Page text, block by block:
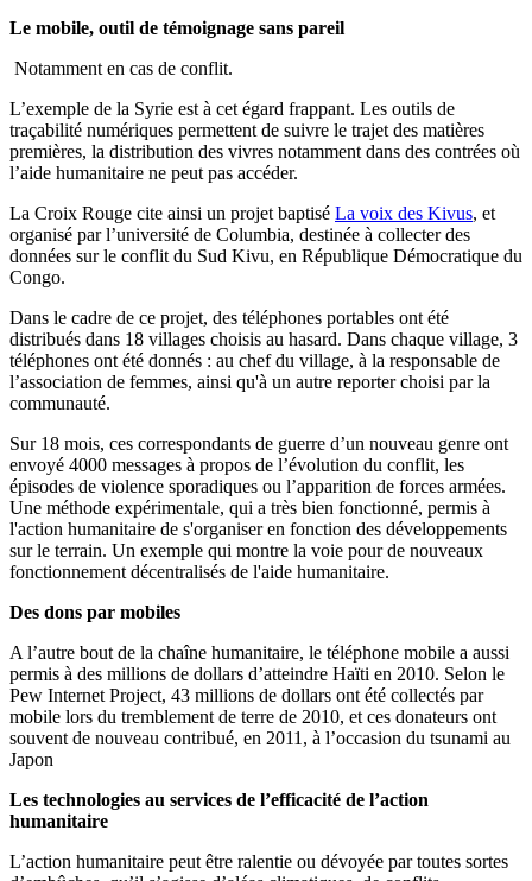
Le mobile, outil de témoignage sans pareil
Notamment en cas de conflit.
L’exemple de la Syrie est à cet égard frappant. Les outils de
traçabilité numériques permettent de suivre le trajet des matières
premières, la distribution des vivres notamment dans des contrées où
l’aide humanitaire ne peut pas accéder.
La Croix Rouge cite ainsi un projet baptisé La voix des Kivus, et
organisé par l’université de Columbia, destinée à collecter des
données sur le conflit du Sud Kivu, en République Démocratique du
Congo.
Dans le cadre de ce projet, des téléphones portables ont été
distribués dans 18 villages choisis au hasard. Dans chaque village, 3
téléphones ont été donnés : au chef du village, à la responsable de
l’association de femmes, ainsi qu'à un autre reporter choisi par la
communauté.
Sur 18 mois, ces correspondants de guerre d’un nouveau genre ont
envoyé 4000 messages à propos de l’évolution du conflit, les
épisodes de violence sporadiques ou l’apparition de forces armées.
Une méthode expérimentale, qui a très bien fonctionné, permis à
l'action humanitaire de s'organiser en fonction des développements
sur le terrain. Un exemple qui montre la voie pour de nouveaux
fonctionnement décentralisés de l'aide humanitaire.
Des dons par mobiles
A l’autre bout de la chaîne humanitaire, le téléphone mobile a aussi
permis à des millions de dollars d’atteindre Haïti en 2010. Selon le
Pew Internet Project, 43 millions de dollars ont été collectés par
mobile lors du tremblement de terre de 2010, et ces donateurs ont
souvent de nouveau contribué, en 2011, à l’occasion du tsunami au
Japon
Les technologies au services de l’efficacité de l’action
humanitaire
L’action humanitaire peut être ralentie ou dévoyée par toutes sortes